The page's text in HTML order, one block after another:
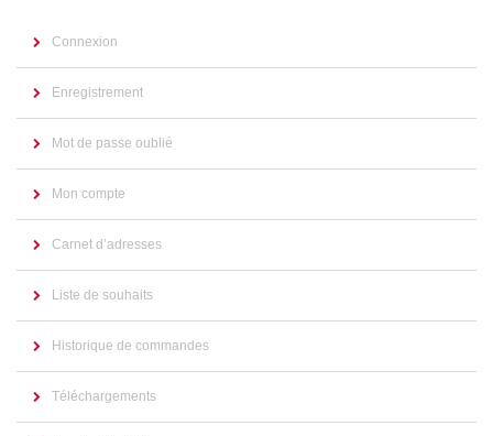
Connexion
Enregistrement
Mot de passe oublié
Mon compte
Carnet d’adresses
Liste de souhaits
Historique de commandes
Téléchargements